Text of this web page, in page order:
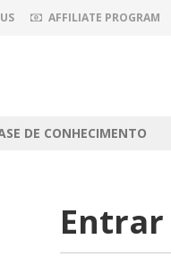
AFFILIATE PROGRAM
DE CONHECIMENTO
Entrar